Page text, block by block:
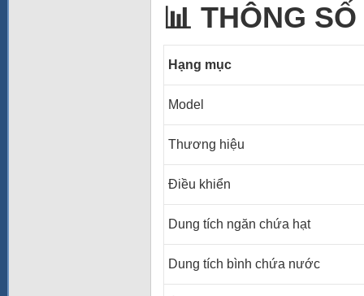
📊 THÔNG
Hạng mục
Model
Thương hiệu
Điều khiển
Dung tích ngăn chứa hạt
Dung tích bình chứa nước